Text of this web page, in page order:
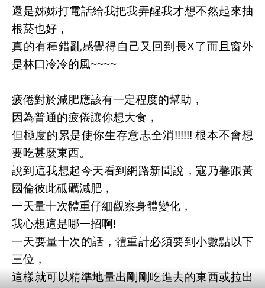
還是姊姊打電話給我把我弄醒我才想不然起來抽
根菸也好，
真的有種錯亂感覺得自己又回到長X了而且窗外
是林口冷冷的風~~~~
疲倦對於減肥應該有一定程度的幫助，
因為普通的疲倦讓你想大食，
但極度的累是使你生存意志全消!!!!!! 根本不會想
要吃甚麼東西。
說到這我想起今天看到網路新聞說，寇乃馨跟黃
國倫彼此砥礪減肥，
一天量十次體重仔細觀察身體變化，
我心想這是哪一招啊!
一天要量十次的話，體重計必須要到小數點以下
三位，
這樣就可以精準地量出剛剛吃進去的東西或拉出